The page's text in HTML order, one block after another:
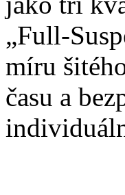
„Full-
míru
času a